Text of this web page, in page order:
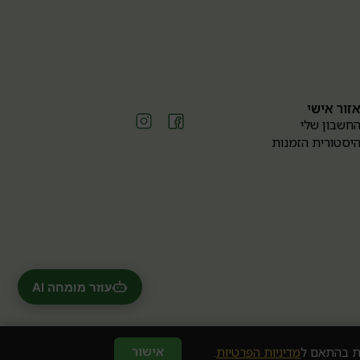
אזור אישי
החשבון שלי
היסטורית הזמנות
חנות וירטואלית
עוזר מומחה AI
מדיניות הפרטיות אישור